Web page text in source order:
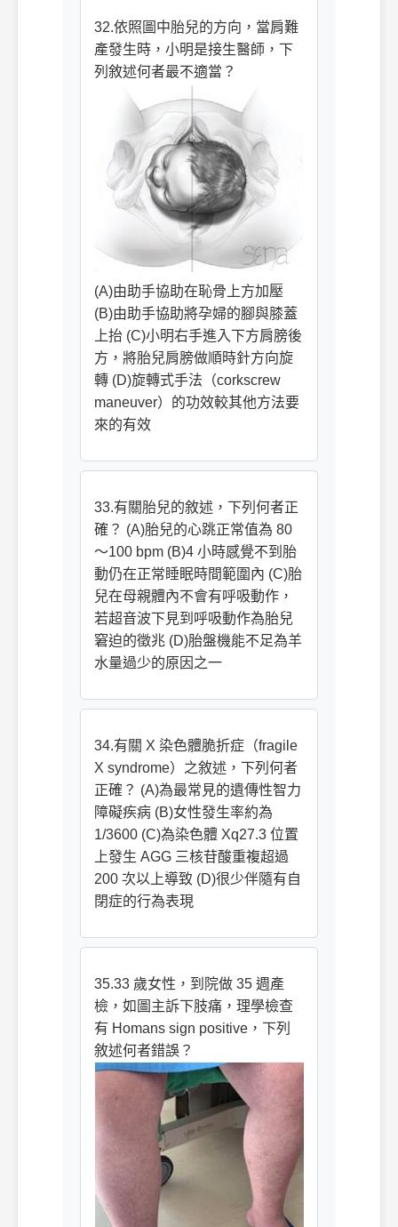
32.依照圖中胎兒的方向，當肩難
產發生時，小明是接生醫師，下
列敘述何者最不適當？
(A)由助手協助在恥骨上方加壓
(B)由助手協助將孕婦的腳與膝蓋
上抬 (C)小明右手進入下方肩膀後
方，將胎兒肩膀做順時針方向旋
轉 (D)旋轉式手法（corkscrew
maneuver）的功效較其他方法要
來的有效
33.有關胎兒的敘述，下列何者正
確？ (A)胎兒的心跳正常值為 80
～100 bpm (B)4 小時感覺不到胎
動仍在正常睡眠時間範圍內 (C)胎
兒在母親體內不會有呼吸動作，
若超音波下見到呼吸動作為胎兒
窘迫的徵兆 (D)胎盤機能不足為羊
水量過少的原因之一
34.有關 X 染色體脆折症（fragile
X syndrome）之敘述，下列何者
正確？ (A)為最常見的遺傳性智力
障礙疾病 (B)女性發生率約為
1/3600 (C)為染色體 Xq27.3 位置
上發生 AGG 三核苷酸重複超過
200 次以上導致 (D)很少伴隨有自
閉症的行為表現
35.33 歲女性，到院做 35 週產
檢，如圖主訴下肢痛，理學檢查
有 Homans sign positive，下列
敘述何者錯誤？